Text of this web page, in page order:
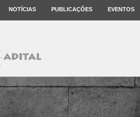
NOTÍCIAS PUBLICAÇÕES EVENTOS